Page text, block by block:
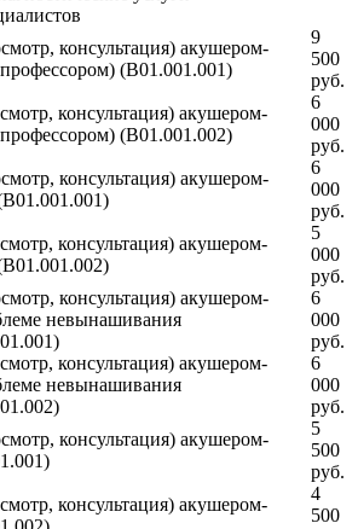
консультация) акушером-
(В01.001.001)
9
500
руб.
консультация) акушером-
(В01.001.002)
6
000
руб.
консультация) акушером-
6
000
руб.
консультация) акушером-
5
000
руб.
консультация) акушером-
невынашивания
6
000
руб.
консультация) акушером-
невынашивания
6
000
руб.
консультация) акушером-
5
500
руб.
консультация) акушером-
4
500